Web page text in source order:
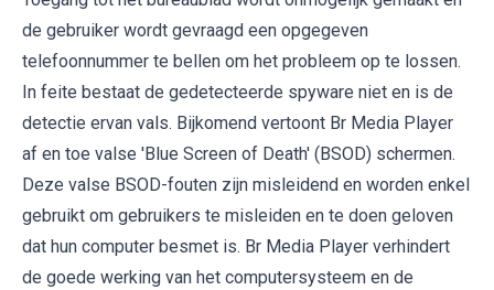
de gebruiker wordt gevraagd een opgegeven
telefoonnummer te bellen om het probleem op te lossen.
In feite bestaat de gedetecteerde spyware niet en is de
detectie ervan vals. Bijkomend vertoont Br Media Player
af en toe valse 'Blue Screen of Death' (BSOD) schermen.
Deze valse BSOD-fouten zijn misleidend en worden enkel
gebruikt om gebruikers te misleiden en te doen geloven
dat hun computer besmet is. Br Media Player verhindert
de goede werking van het computersysteem en de